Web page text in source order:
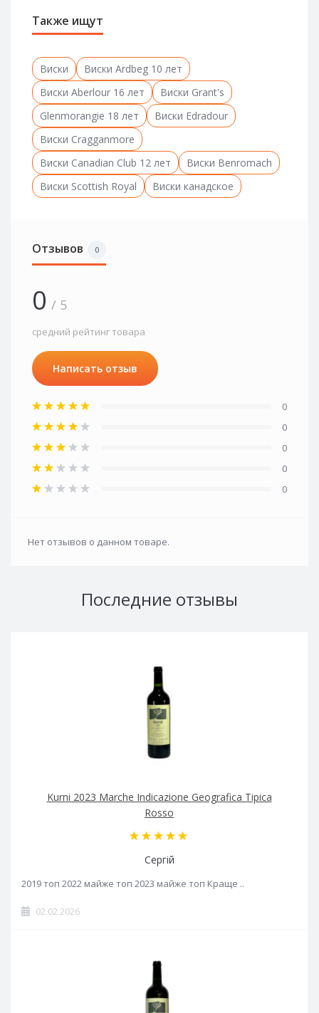
Также ищут
Виски
Виски Ardbeg 10 лет
Виски Aberlour 16 лет
Виски Grant's
Glenmorangie 18 лет
Виски Edradour
Виски Cragganmore
Виски Canadian Club 12 лет
Виски Benromach
Виски Scottish Royal
Виски канадское
Отзывов 0
0 / 5
средний рейтинг товара
Написать отзыв
0
0
0
0
0
Нет отзывов о данном товаре.
Последние отзывы
Kurni 2023 Marche Indicazione Geografica Tipica
Rosso
Сергій
2019 топ 2022 майже топ 2023 майже топ Краще ..
02.02.2026